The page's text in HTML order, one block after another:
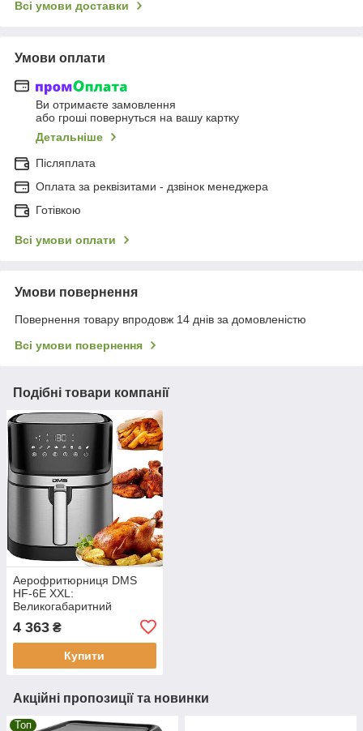
Всі умови доставки
Умови оплати
Ви отримаєте замовлення
або гроші повернуться на вашу картку
Детальніше
Післяплата
Оплата за реквізитами - дзвінок менеджера
Готівкою
Всі умови оплати
Умови повернення
Повернення товару впродовж 14 днів за домовленістю
Всі умови повернення
Подібні товари компанії
Аерофритюрниця DMS
HF-6E XXL:
Великогабаритний
смаження (6 Літрів)
4 363 ₴
Купити
Акційні пропозиції та новинки
Топ